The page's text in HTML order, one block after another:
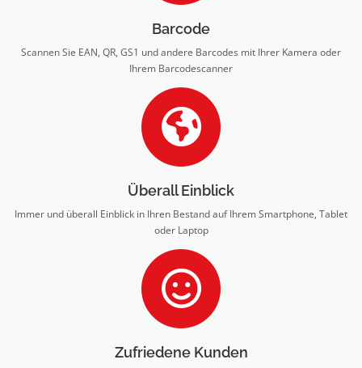
Barcode
Scannen Sie EAN, QR, GS1 und andere Barcodes mit Ihrer Kamera oder
Ihrem Barcodescanner
Überall Einblick
Immer und überall Einblick in Ihren Bestand auf Ihrem Smartphone, Tablet
oder Laptop
Zufriedene Kunden